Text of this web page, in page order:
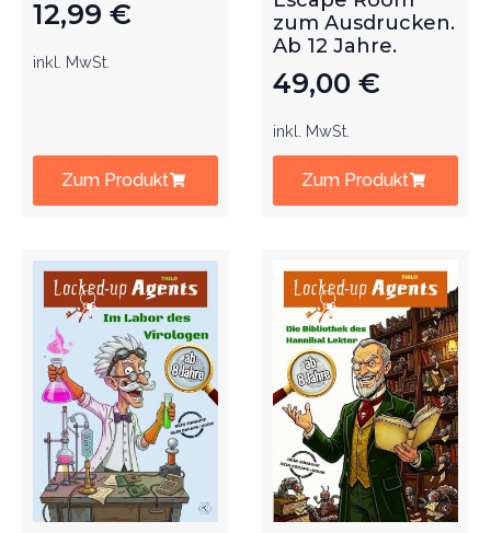
12,99 €
inkl. MwSt.
Zum Produkt
zum Ausdrucken.
Ab 12 Jahre.
49,00 €
inkl. MwSt.
Zum Produkt